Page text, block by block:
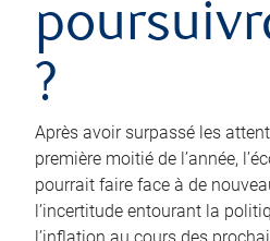
?
Après avoir surpassé les
première moitié de l’année,
pourrait faire face à de
l’incertitude entourant la